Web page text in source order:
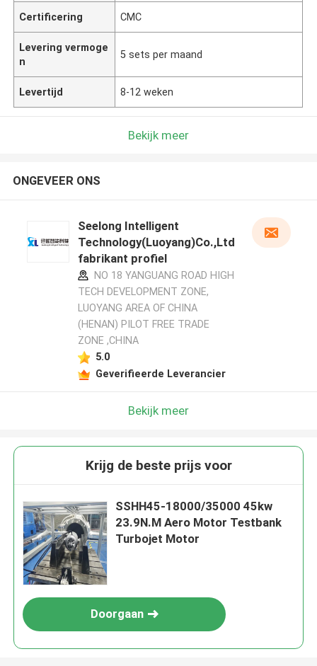
Certificering CMC
Levering vermoge
n
5 sets per maand
Levertijd 8-12 weken
Bekijk meer
ONGEVEER ONS
Seelong Intelligent
Technology(Luoyang)Co.,Ltd
fabrikant profiel
NO 18 YANGUANG ROAD HIGH
TECH DEVELOPMENT ZONE,
LUOYANG AREA OF CHINA
(HENAN) PILOT FREE TRADE
ZONE ,CHINA
5.0
Geverifieerde Leverancier
Bekijk meer
Krijg de beste prijs voor
SSHH45-18000/35000 45kw
23.9N.M Aero Motor Testbank
Turbojet Motor
Doorgaan